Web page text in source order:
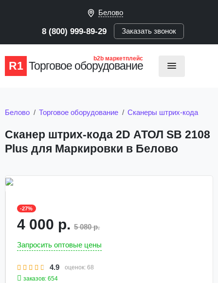
Белово
8 (800) 999-89-29 Заказать звонок
R1 Торговое оборудование
b2b маркетплейс
Белово Торговое оборудование Сканеры штрих-кода
Сканер штрих-кода 2D АТОЛ SB 2108
Plus для Маркировки в Белово
-27%
4 000 р. 5 080 р.
Запросить оптовые цены
4.9 оценок: 68
заказов: 654